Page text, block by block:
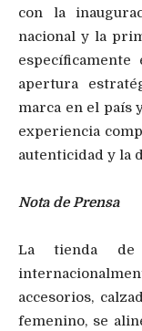
con la
nacional y la
específicamente
apertura
marca en el país
experiencia
autenticidad y la
Nota de Prensa
La tienda de
accesorios,
femenino, se